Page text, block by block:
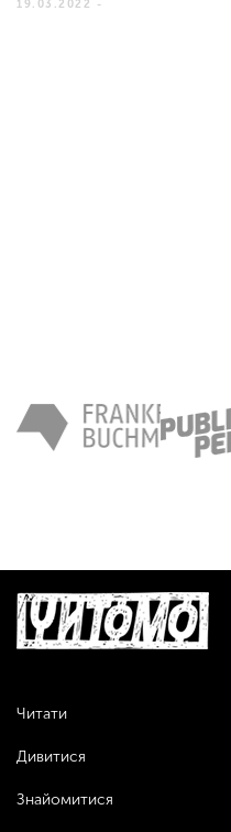
19.03.2022 -
Читати
Дивитися
Знайомитися